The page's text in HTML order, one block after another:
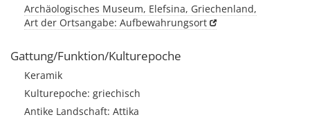
Archäologisches Museum, Elefsina, Griechenland,
Art der Ortsangabe: Aufbewahrungsort
Gattung/Funktion/Kulturepoche
Keramik
Kulturepoche: griechisch
Antike Landschaft: Attika